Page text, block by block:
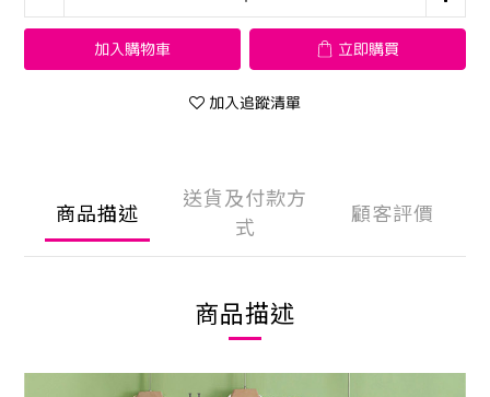
加入購物車 立即購買
加入追蹤清單
商品描述
送貨及付款方
式
顧客評價
商品描述